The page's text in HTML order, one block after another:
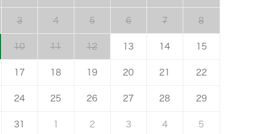
3 4 5 6 7 8
10 11 12 13 14 15
17 18 19 20 21 22
24 25 26 27 28 29
31 2 3 4 5